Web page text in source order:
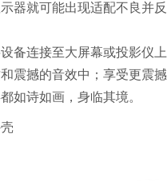
器就可能出现适配不良并
备连接至大屏幕或投影仪
震撼的音效中；享受更震
如诗如画，身临其境。